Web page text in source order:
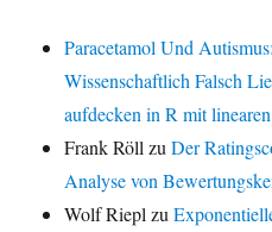
Paracetamol Und
Wissenschaftlich Falsch
aufdecken in R mit
Frank Röll zuDer
Analyse von
Wolf Riepl zu